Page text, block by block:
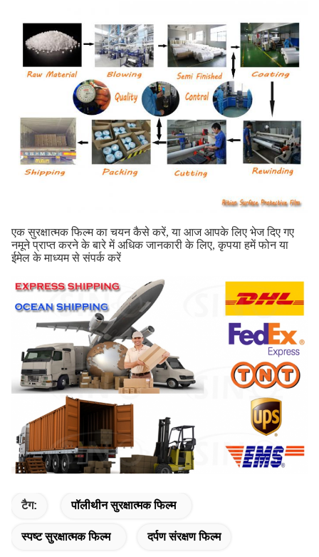
एक सुरक्षात्मक फिल्म का चयन कैसे करें, या आज आपके लिए भेज दिए गए
नमूने प्राप्त करने के बारे में अधिक जानकारी के लिए, कृपया हमें फोन या
ईमेल के माध्यम से संपर्क करें
टैग: पॉलीथीन सुरक्षात्मक फिल्म
स्पष्ट सुरक्षात्मक फिल्म दर्पण संरक्षण फिल्म